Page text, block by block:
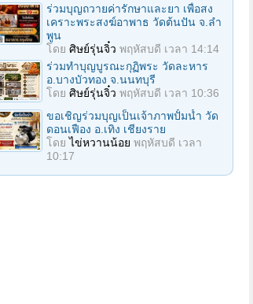
ร่วมบุญถวายค่ารักษาและยา เพื่อสง
เคราะพระสงฆ์อาพาธ วัดต้นปัน จ.ลํา
พูน
โดย ศิษย์รุ่นจิ๋ว พฤหัสบดี เวลา 14:14
ร่วมทําบุญบูรณะกุฏิพระ วัดละหาร
อ.บางบัวทอง จ.นนทบุรี
โดย ศิษย์รุ่นจิ๋ว พฤหัสบดี เวลา 10:36
ขอเชิญร่วมบุญเป็นเจ้าภาพปั้มน้ำ วัด
ดอนเฟือง อ.เทิง เชียงราย
โดยไข่หวานน้อย พฤหัสบดี เวลา
10:17